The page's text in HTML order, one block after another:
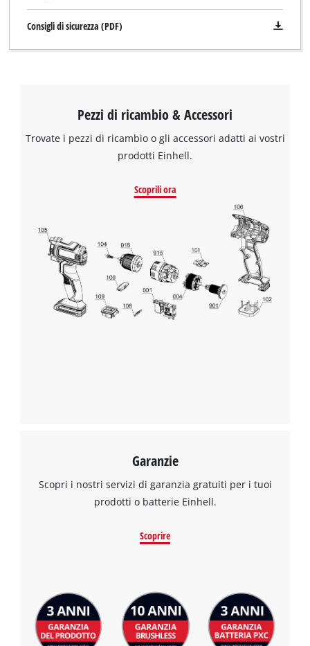
Consigli di sicurezza (PDF)
Pezzi di ricambio & Accessori
Trovate i pezzi di ricambio o gli accessori adatti ai vostri
prodotti Einhell.
Scoprili ora
Garanzie
Scopri i nostri servizi di garanzia gratuiti per i tuoi
prodotti o batterie Einhell.
Scoprire